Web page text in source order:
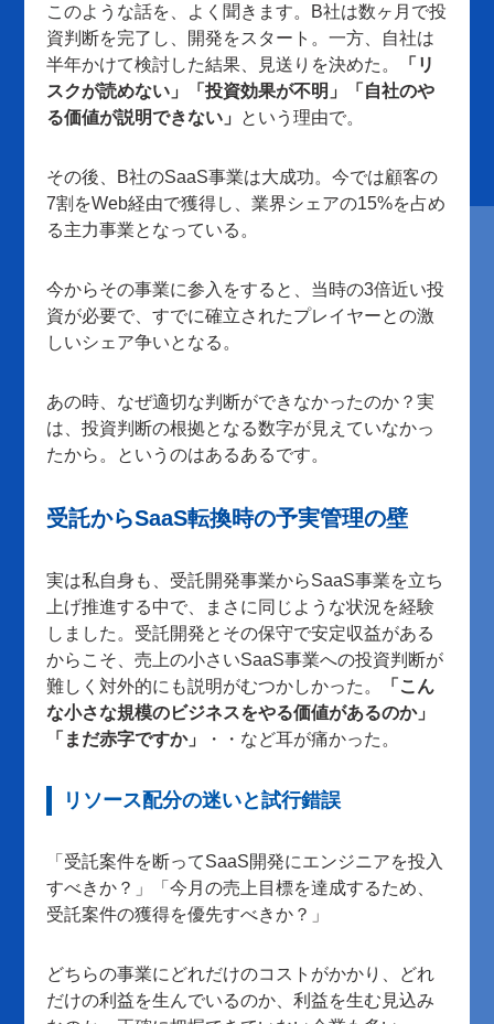
このような話を、よく聞きます。B社は数ヶ月で投
資判断を完了し、開発をスタート。一方、自社は
半年かけて検討した結果、見送りを決めた。
「リ
スクが読めない」「投資効果が不明」「自社のや
る価値が説明できない」 という理由で。
その後、B社のSaaS事業は大成功。今では顧客の
7割をWeb経由で獲得し、業界シェアの15%を占め
る主力事業となっている。
今からその事業に参入をすると、当時の3倍近い投
資が必要で、すでに確立されたプレイヤーとの激
しいシェア争いとなる。
あの時、なぜ適切な判断ができなかったのか？実
は、投資判断の根拠となる数字が見えていなかっ
たから。というのはあるあるです。
受託からSaaS転換時の予実管理の壁
実は私自身も、受託開発事業からSaaS事業を立ち
上げ推進する中で、まさに同じような状況を経験
しました。受託開発とその保守で安定収益がある
からこそ、売上の小さいSaaS事業への投資判断が
難しく対外的にも説明がむつかしかった。
「こん
な小さな規模のビジネスをやる価値があるのか」
「まだ赤字ですか」
・・など耳が痛かった。
リソース配分の迷いと試行錯誤
「受託案件を断ってSaaS開発にエンジニアを投入
すべきか？」「今月の売上目標を達成するため、
受託案件の獲得を優先すべきか？」
どちらの事業にどれだけのコストがかかり、どれ
だけの利益を生んでいるのか、利益を生む見込み